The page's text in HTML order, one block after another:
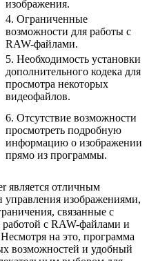
изображения.
4. Ограниченные
возможности для работы с
RAW-файлами.
5. Необходимость установки
дополнительного кодека для
просмотра некоторых
видеофайлов.
6. Отсутствие возможности
просмотреть подробную
информацию о изображении
прямо из программы.
является отличным
управления изображениями,
связанные с
с RAW-файлами и
на это, программа
возможностей и удобный